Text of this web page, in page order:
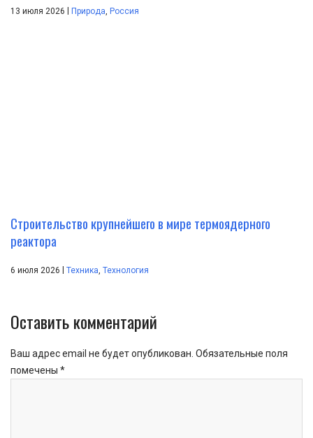
13 июля 2026 Природа, Россия
Строительство крупнейшего в мире термоядерного
реактора
6 июля 2026 | Техника Технология
Оставить комментарий
Ваш адрес email не будет опубликован. Обязательные поля
помечены *